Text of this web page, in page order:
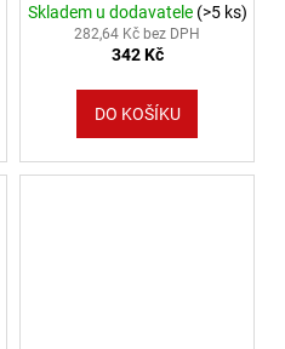
Skladem u dodavatele (>5 ks)
282,64 Kč bez DPH
342 Kč
DO KOŠÍKU